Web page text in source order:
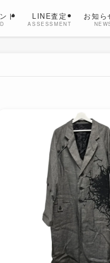
ド LINE査定
ASSESSMENT
お知